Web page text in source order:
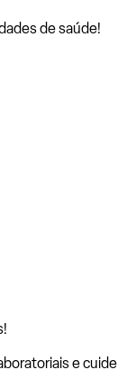
de saúde!
e cuide